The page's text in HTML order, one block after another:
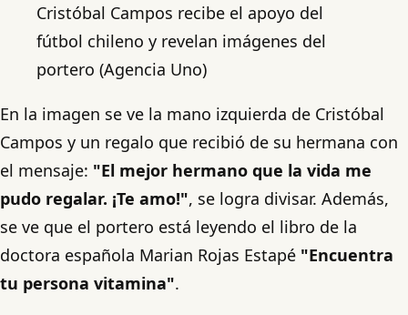
Cristóbal Campos recibe el apoyo del
fútbol chileno y revelan imágenes del
portero (Agencia Uno)
En la imagen se ve la mano izquierda de Cristóbal
Campos y un regalo que recibió de su hermana con
el mensaje: "El mejor hermano que la vida me
pudo regalar. ¡Te amo!", se logra divisar. Además,
se ve que el portero está leyendo el libro de la
doctora española Marian Rojas Estapé "Encuentra
tu persona vitamina".